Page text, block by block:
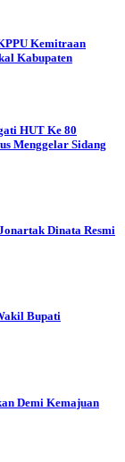
Kemitraan
Kabupaten
HUT Ke 80
Menggelar Sidang
Dinata Resmi
Bupati
Demi Kemajuan